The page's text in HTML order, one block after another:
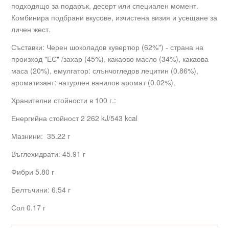
подходящо за подарък, десерт или специален момент.
Комбинира подбрани вкусове, изчистена визия и усещане за
личен жест.
Съставки: Черен шоколадов кувертюр (62%") - страна на
произход "ЕС" /захар (45%), какаово масло (34%), какаова
маса (20%), емулгатор: слънчогледов лецитин (0.86%),
ароматизант: натурлен ванилов аромат (0.02%).
Хранителни стойности в 100 г.:
Енергийна стойност 2 262 kJ/543 kcal
Мазнини: 35.22 г
Въглехидрати: 45.91 г
Фибри 5.80 г
Белтъчини: 6.54 г
Сол 0.17 г